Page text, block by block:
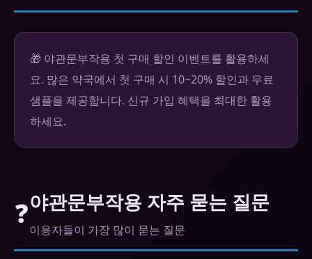
🎁 야관문부작용 첫 구매 할인 이벤트를 활용하세
요. 많은 약국에서 첫 구매 시 10~20% 할인과 무료
샘플을 제공합니다. 신규 가입 혜택을 최대한 활용
하세요.
❓야관문부작용 자주 묻는 질문
이용자들이 가장 많이 묻는 질문